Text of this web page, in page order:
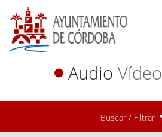
Audio Vídeo
Buscar / Filtrar